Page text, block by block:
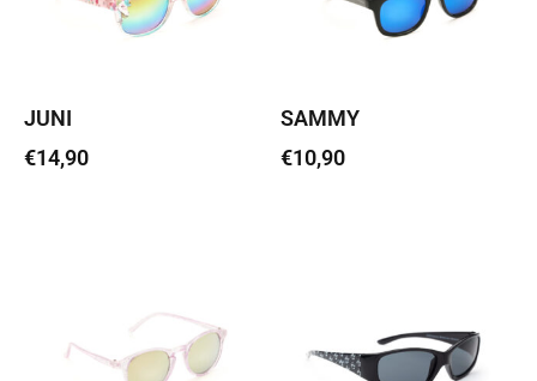
JUNI
€14,90
SAMMY
€10,90